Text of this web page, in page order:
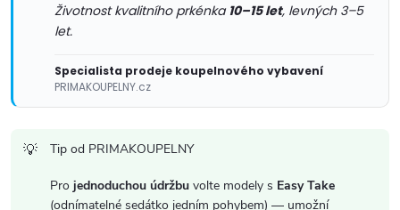
ý
p
Životnost kvalitního prkénka10–15 let, levných 3–5
let.
Specialista prodeje koupelnového vybavení
PRIMAKOUPELNY.cz
Tip od PRIMAKOUPELNY
Pro jednoduchou údržbu volte modely s Easy Take
(odnímatelné sedátko jedním pohybem) — umožní